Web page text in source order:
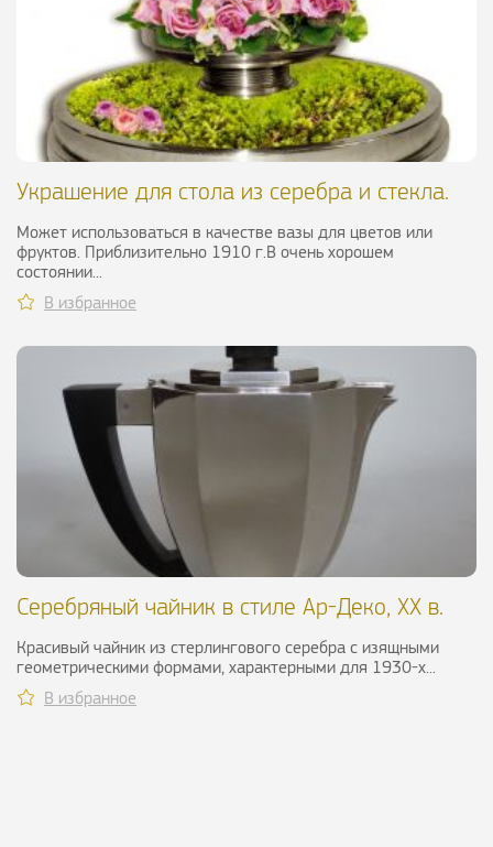
Украшение для стола из серебра и стекла.
Может использоваться в качестве вазы для цветов или
фруктов. Приблизительно 1910 г.В очень хорошем
состоянии...
В избранное
Серебряный чайник в стиле Ар-Деко, ХХ в.
Красивый чайник из стерлингового серебра с изящными
геометрическими формами, характерными для 1930-х...
В избранное